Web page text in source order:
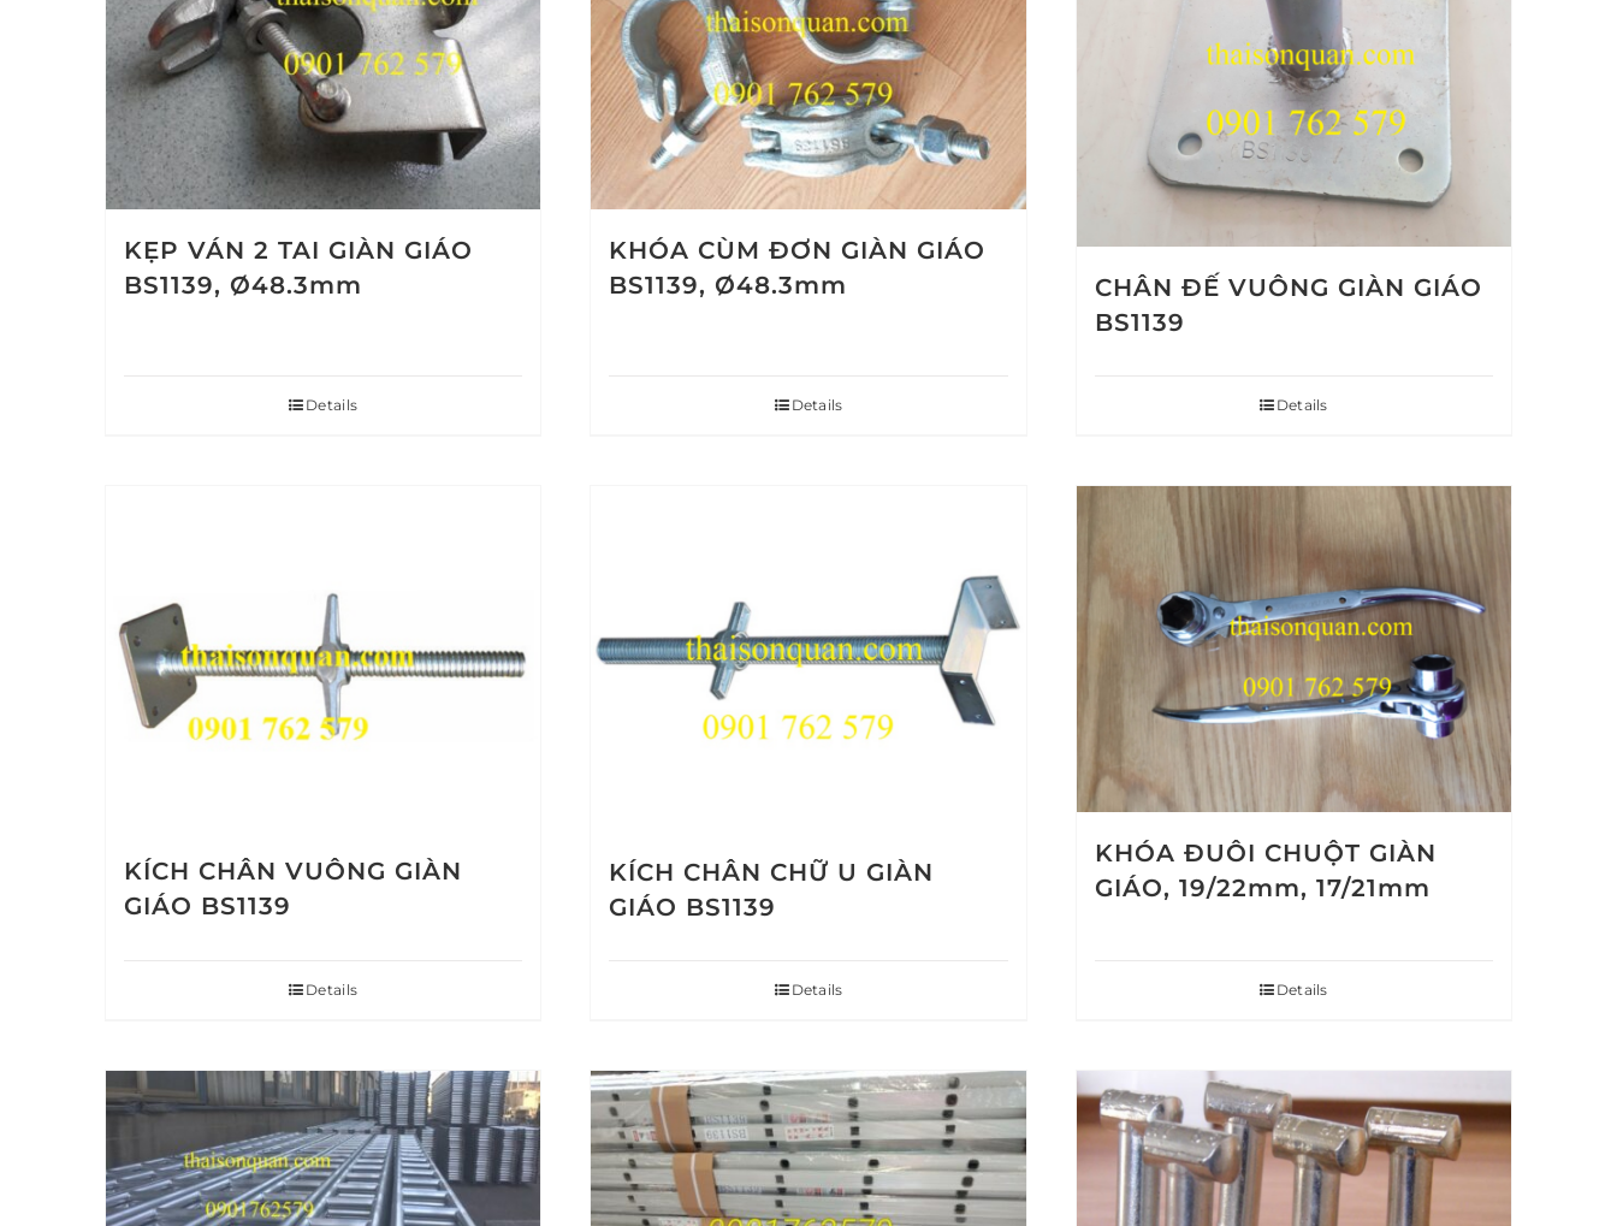
KẸP VÁN 2 TAI GIÀN GIÁO
BS1139, Ø48.3mm
Details
KHÓA CÙM ĐƠN GIÀN GIÁO
BS1139, Ø48.3mm
Details
CHÂN ĐẾ VUÔNG GIÀN GIÁO
BS1139
Details
KÍCH CHÂN VUÔNG GIÀN
GIÁO BS1139
Details
KÍCH CHÂN CHỮ U GIÀN
GIÁO BS1139
Details
KHÓA ĐUÔI CHUỘT GIÀN
GIÁO, 19/22mm, 17/21mm
Details